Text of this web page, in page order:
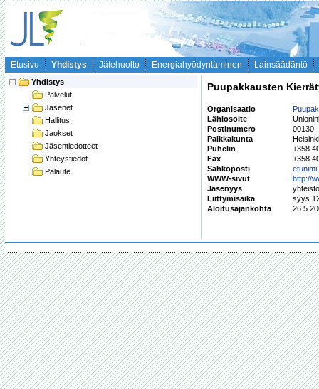
Etusivu Yhdistys Jätehuolto Energiahyödyntäminen Lainsäädäntö
Yhdistys
Palvelut
Jäsenet
Hallitus
Jaokset
Jäsentiedotteet
Yhteystiedot
Palaute
Puupakkausten
Organisaatio
Lähiosoite
Postinumero
00130
Paikkakunta
Puhelin
+358
Fax
+358
Sähköposti
WWW-sivut
http://
Jäsenyys
Liittymisaika
Aloitusajankohta